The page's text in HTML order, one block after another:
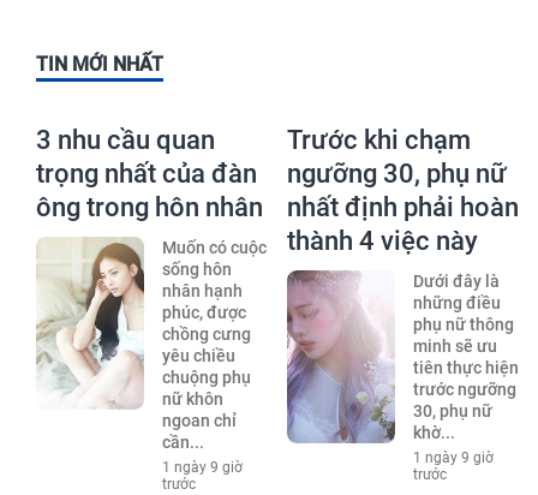
TIN MỚI NHẤT
3 nhu cầu quan
trọng nhất của đàn
ông trong hôn nhân
Muốn có cuộc
sống hôn
nhân hạnh
phúc, được
chồng cưng
yêu chiều
chuộng phụ
nữ khôn
ngoan chỉ
cần...
1 ngày 9 giờ
trước
Trước khi chạm
ngưỡng 30, phụ nữ
nhất định phải hoàn
thành 4 việc này
Dưới đây là
những điều
phụ nữ thông
minh sẽ ưu
tiên thực hiện
trước ngưỡng
30, phụ nữ
khờ...
1 ngày 9 giờ
trước